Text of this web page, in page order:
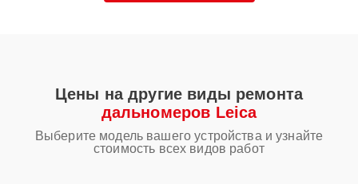
Цены на другие виды ремонта
дальномеров Leica
Выберите модель вашего устройства и узнайте
стоимость всех видов работ